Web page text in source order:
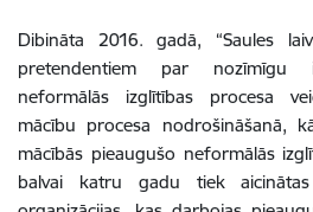
Dibināta 2016. gadā, “Saules
pretendentiem par nozīmīgu
neformālās izglītības procesa
mācību procesa nodrošināšanā,
mācībās pieaugušo neformālās
balvai katru gadu tiek